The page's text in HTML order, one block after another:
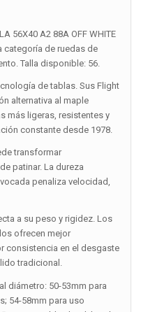
56X40 A2 88A OFF WHITE
categoría de ruedas de
Talla disponible: 56.
de tablas. Sus Flight
alternativa al maple
más ligeras, resistentes y
constante desde 1978.
transformar
patinar. La dureza
penaliza velocidad,
a su peso y rigidez. Los
ofrecen mejor
consistencia en el desgaste
tradicional.
diámetro: 50-53mm para
54-58mm para uso